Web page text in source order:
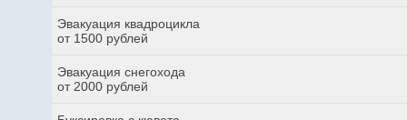
Эвакуация квадроцикла
от 1500 рублей
Эвакуация снегохода
от 2000 рублей